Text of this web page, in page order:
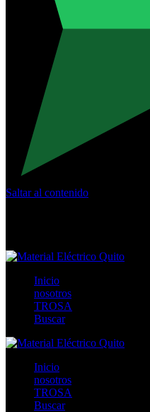
Saltar al contenido
Inicio
nosotros
TROSA
Buscar
Inicio
nosotros
TROSA
Buscar